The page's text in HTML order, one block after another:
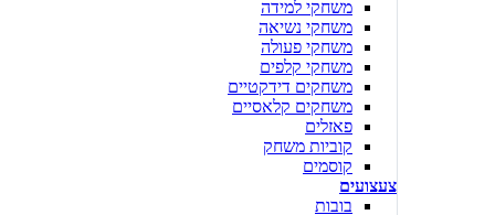
משחקי למידה
משחקי נשיאה
משחקי פעולה
משחקי קלפים
משחקים דידקטיים
משחקים קלאסיים
פאזלים
קוביות משחק
קוסמים
צעצועים
בובות